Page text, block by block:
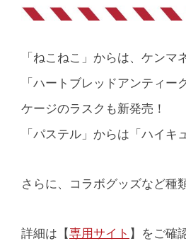
「ねこねこ」からは、ケン
「ハートブレッドアンティ
ケージのラスクも新発売！
「パステル」からは「ハイキ
さらに、コラボグッズなど種
詳細は【専用サイト 】をご確